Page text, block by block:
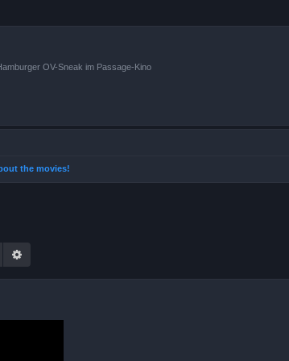
OV-Sneak im Passage-Kino
the movies!